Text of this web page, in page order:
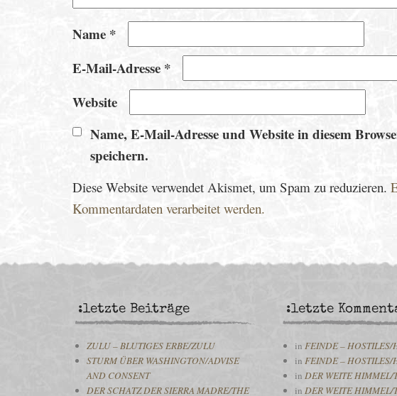
Name *
E-Mail-Adresse *
Website
Name, E-Mail-Adresse und Website in diesem
speichern.
Diese Website verwendet Akismet, um Spam zu reduzieren.
Kommentardaten verarbeitet werden.
:letzte Beiträge
ZULU – BLUTIGES ERBE/ZULU
STURM ÜBER WASHINGTON/ADVISE
AND CONSENT
DER SCHATZ DER SIERRA MADRE/THE
:letzte
in FEINDE – HOSTILES/
in FEINDE – HOSTILES/
in DER WEITE HIMMEL/
in DER WEITE HIMMEL/